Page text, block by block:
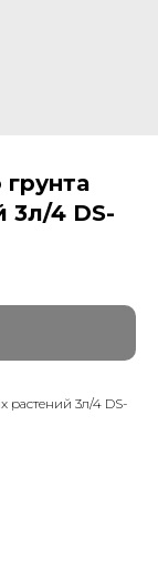
3л/4 DS-
растений 3л/4 DS-